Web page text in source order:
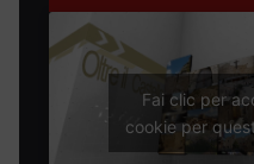
Fai clic per
cookie per